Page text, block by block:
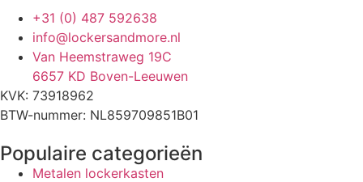
+31 (0) 487 592638
info@lockersandmore.nl
Van Heemstraweg 19C
6657 KD Boven-Leeuwen
KVK: 73918962
BTW-nummer: NL859709851B01
Populaire categorieën
Metalen lockerkasten